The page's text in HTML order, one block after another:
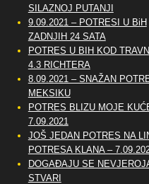
SILAZNOJ PUTANJI
9.09.2021 – POTRESI U BiH
ZADNJIH 24 SATA
POTRES U BIH KOD
4.3 RICHTERA
8.09.2021 – SNAŽAN
MEKSIKU
POTRES BLIZU MOJE
7.09.2021
JOŠ JEDAN POTRES NA
POTRESA KLANA –
DOGAĐAJU SE
STVARI